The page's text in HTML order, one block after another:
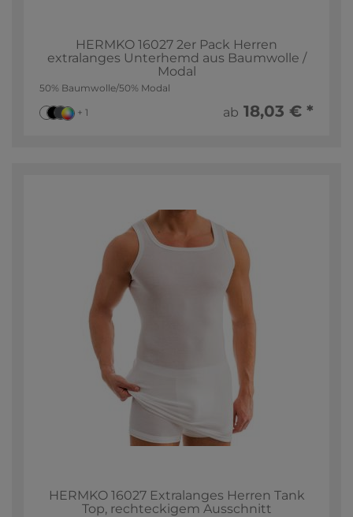
HERMKO 16027 2er Pack Herren
extralanges Unterhemd aus Baumwolle /
Modal
50% Baumwolle/50% Modal
+ 1 ab 18,03 € *
HERMKO 16027 Extralanges Herren Tank
Top, rechteckigem Ausschnitt